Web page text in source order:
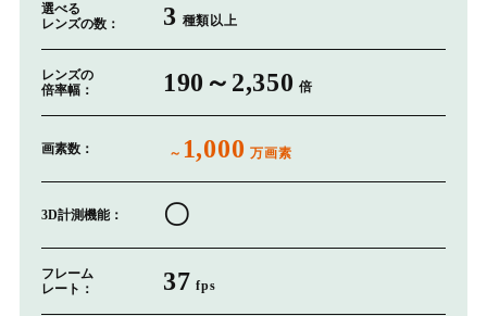
選べる
レンズの数：
3 種類以上
レンズの
倍率幅：
190～2,350 倍
画素数： ～ 1,000 万画素
3D計測機能： 〇
フレーム
レート：
37 fps